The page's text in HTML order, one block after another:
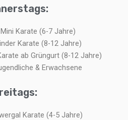
Karate (6-7 Jahre)
Karate (8-12 Jahre)
ab Grüngurt (8-12 Jahre)
& Erwachsene
Karate (4-5 Jahre)